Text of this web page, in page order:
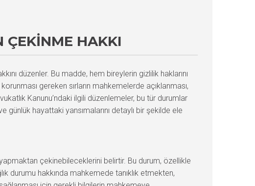
ÇEKINME HAKKI
düzenler. Bu madde, hem bireylerin gizlilik haklarını
gereken sırların mahkemelerde açıklanması,
Kanunu’ndaki ilgili düzenlemeler, bu tür durumlar
günlük hayattaki yansımalarını detaylı bir şekilde ele
çekinebileceklerini belirtir. Bu durum, özellikle
durumu hakkında mahkemede tanıklık etmekten,